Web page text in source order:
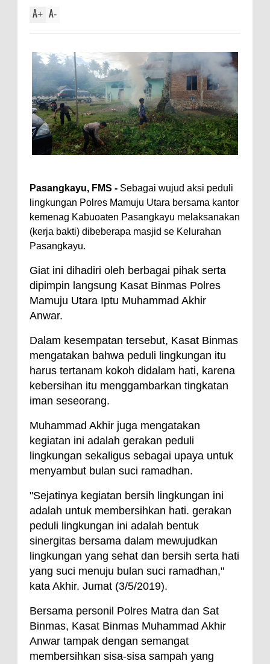
A+ A-
Pasangkayu, FMS - Sebagai wujud aksi peduli
lingkungan Polres Mamuju Utara bersama kantor
kemenag Kabuoaten Pasangkayu melaksanakan
(kerja bakti) dibeberapa masjid se Kelurahan
Pasangkayu.
Giat ini dihadiri oleh berbagai pihak serta
dipimpin langsung Kasat Binmas Polres
Mamuju Utara Iptu Muhammad Akhir
Anwar.
Dalam kesempatan tersebut, Kasat Binmas
mengatakan bahwa peduli lingkungan itu
harus tertanam kokoh didalam hati, karena
kebersihan itu menggambarkan tingkatan
iman seseorang.
Muhammad Akhir juga mengatakan
kegiatan ini adalah gerakan peduli
lingkungan sekaligus sebagai upaya untuk
menyambut bulan suci ramadhan.
"Sejatinya kegiatan bersih lingkungan ini
adalah untuk membersihkan hati. gerakan
peduli lingkungan ini adalah bentuk
sinergitas bersama dalam mewujudkan
lingkungan yang sehat dan bersih serta hati
yang suci menuju bulan suci ramadhan,"
kata Akhir. Jumat (3/5/2019).
Bersama personil Polres Matra dan Sat
Binmas, Kasat Binmas Muhammad Akhir
Anwar tampak dengan semangat
membersihkan sisa-sisa sampah yang